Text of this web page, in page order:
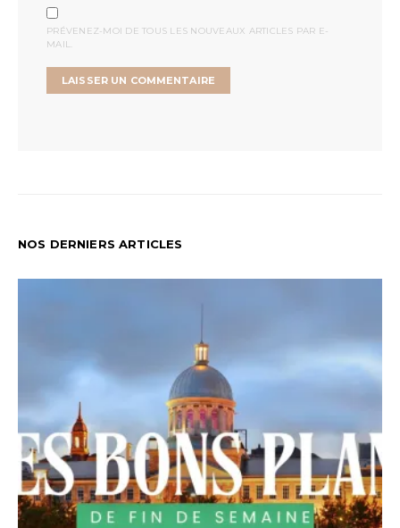
PRÉVENEZ-MOI DE TOUS LES NOUVEAUX ARTICLES PAR E-
MAIL.
NOS DERNIERS ARTICLES